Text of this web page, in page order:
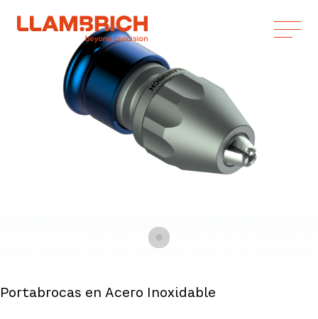
Portabrocas en Acero Inoxidable